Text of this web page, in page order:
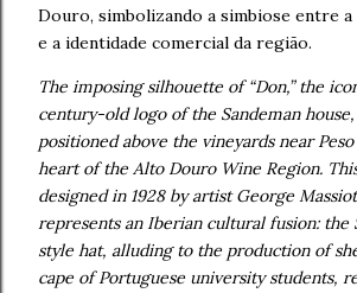
Douro, simbolizando a simbiose entre
e a identidade comercial da região.
The imposing silhouette of “Don,” the
century-old logo of the Sandeman
positioned above the vineyards near
heart of the Alto Douro Wine Region.
designed in 1928 by artist George
represents an Iberian cultural fusion: the
style hat, alluding to the production of
cape of Portuguese university students,